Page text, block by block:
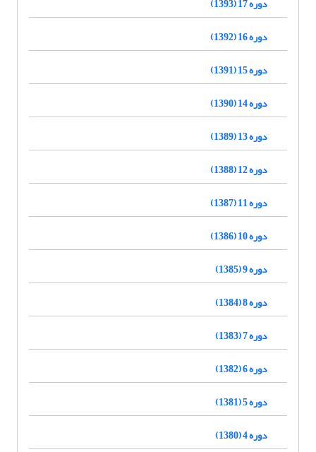
دوره 16 (1392)
دوره 15 (1391)
دوره 14 (1390)
دوره 13 (1389)
دوره 12 (1388)
دوره 11 (1387)
دوره 10 (1386)
دوره 9 (1385)
دوره 8 (1384)
دوره 7 (1383)
دوره 6 (1382)
دوره 5 (1381)
دوره 4 (1380)